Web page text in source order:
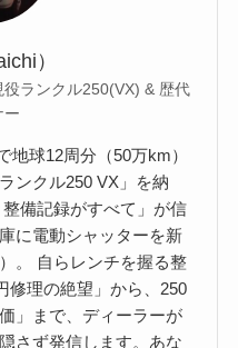
）
役ランクル250(VX) & 歴代
ー
地球12周分（50万km）
ンクル250 VX」を納
備記録がすべて」が信
に電動シャッターを新
。 自らレンチを握る整
修理の絶望」から、250
」まで、ディーラーが
さず発信します。あな